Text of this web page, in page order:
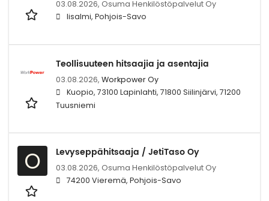
03.08.2026, Osuma Henkilöstöpalvelut Oy
Iisalmi, Pohjois-Savo
Teollisuuteen hitsaajia ja asentajia
03.08.2026, Workpower Oy
Kuopio, 73100 Lapinlahti, 71800 Siilinjärvi, 71200
Tuusniemi
O Levyseppähitsaaja / JetiTaso Oy
03.08.2026, Osuma Henkilöstöpalvelut Oy
74200 Vieremä, Pohjois-Savo